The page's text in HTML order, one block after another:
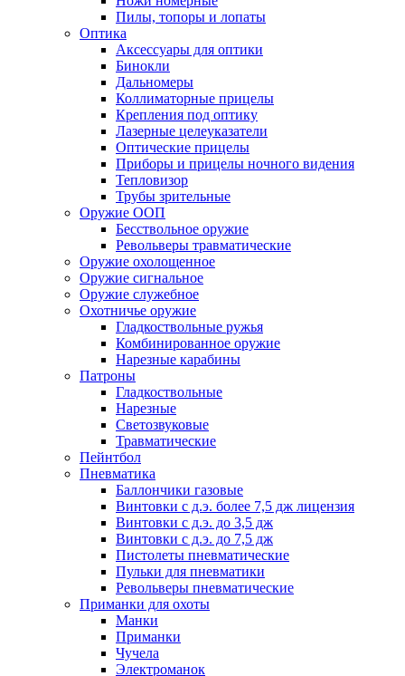
Пилы, топоры и лопаты
Оптика
Аксессуары для оптики
Бинокли
Дальномеры
Коллиматорные прицелы
Крепления под оптику
Лазерные целеуказатели
Оптические прицелы
Приборы и прицелы ночного видения
Тепловизор
Трубы зрительные
Оружие ООП
Бесствольное оружие
Револьверы травматические
Оружие охолощенное
Оружие сигнальное
Оружие служебное
Охотничье оружие
Гладкоствольные ружья
Комбинированное оружие
Нарезные карабины
Патроны
Гладкоствольные
Нарезные
Светозвуковые
Травматические
Пейнтбол
Пневматика
Баллончики газовые
Винтовки с д.э. более 7,5 дж лицензия
Винтовки с д.э. до 3,5 дж
Винтовки с д.э. до 7,5 дж
Пистолеты пневматические
Пульки для пневматики
Револьверы пневматические
Приманки для охоты
Манки
Приманки
Чучела
Электроманок